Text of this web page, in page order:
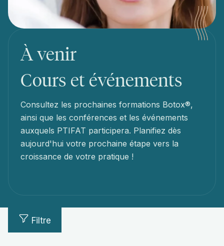
À venir
Cours et événements
Consultez les prochaines formations Botox®,
ainsi que les conférences et les événements
auxquels PTIFAT participera. Planifiez dès
aujourd'hui votre prochaine étape vers la
croissance de votre pratique !
Filtre